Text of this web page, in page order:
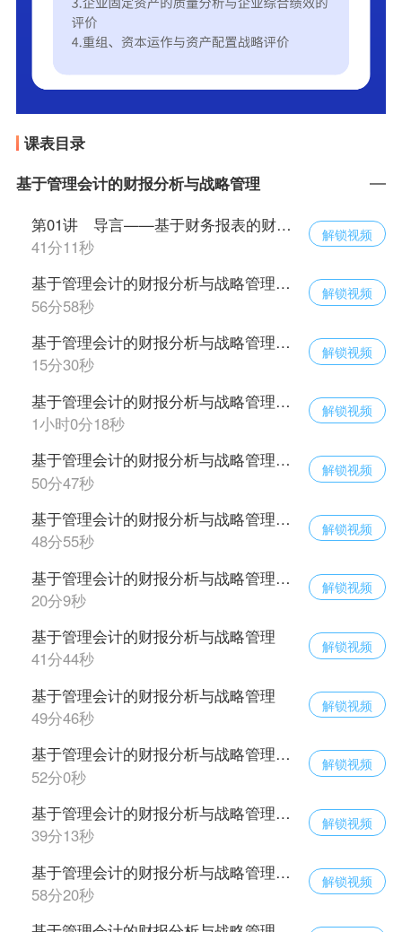
课表目录
基于管理会计的财报分析与战略管理
第01讲 导言——基于财务报表的财务分析与管理框架
41分11秒
解锁视频
基于管理会计的财报分析与战略管理（二）
56分58秒
解锁视频
基于管理会计的财报分析与战略管理（三）
15分30秒
解锁视频
基于管理会计的财报分析与战略管理（四）
1小时0分18秒
解锁视频
基于管理会计的财报分析与战略管理（五）
50分47秒
解锁视频
基于管理会计的财报分析与战略管理（六）
48分55秒
解锁视频
基于管理会计的财报分析与战略管理（七）
20分9秒
解锁视频
基于管理会计的财报分析与战略管理
41分44秒
解锁视频
基于管理会计的财报分析与战略管理
49分46秒
解锁视频
基于管理会计的财报分析与战略管理（十）
52分0秒
解锁视频
基于管理会计的财报分析与战略管理（十一）
39分13秒
解锁视频
基于管理会计的财报分析与战略管理（十二）
58分20秒
解锁视频